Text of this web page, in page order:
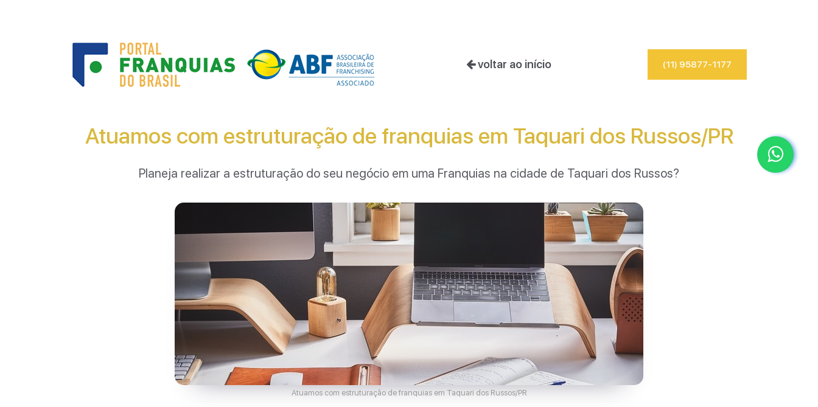
voltar ao início (11) 95877-1177
Atuamos com estruturação de franquias em Taquari dos Russos/PR
Planeja realizar a estruturação do seu negócio em uma Franquias na cidade de Taquari dos Russos?
Atuamos com estruturação de franquias em Taquari dos Russos/PR